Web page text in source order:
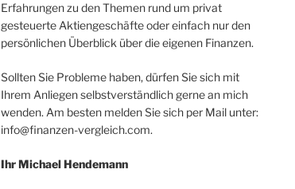
Erfahrungen zu den Themen rund um privat
gesteuerte Aktiengeschäfte oder einfach nur den
persönlichen Überblick über die eigenen Finanzen.
Sollten Sie Probleme haben, dürfen Sie sich mit
Ihrem Anliegen selbstverständlich gerne an mich
wenden. Am besten melden Sie sich per Mail unter:
info@finanzen-vergleich.com.
Ihr Michael Hendemann